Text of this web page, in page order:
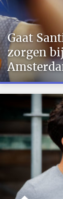
Gaat
zorgen